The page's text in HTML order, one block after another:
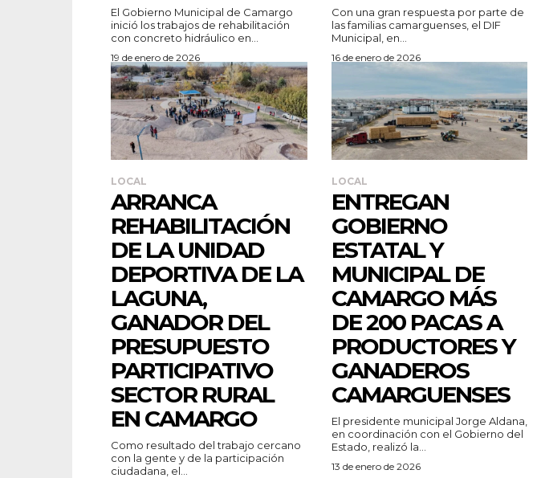
El Gobierno Municipal de Camargo
inició los trabajos de rehabilitación
con concreto hidráulico en...
19 de enero de 2026
Con una gran respuesta por parte de
las familias camarguenses, el DIF
Municipal, en...
16 de enero de 2026
LOCAL
ARRANCA
REHABILITACIÓN
DE LA UNIDAD
DEPORTIVA DE LA
LAGUNA,
GANADOR DEL
PRESUPUESTO
PARTICIPATIVO
SECTOR RURAL
EN CAMARGO
Como resultado del trabajo cercano
con la gente y de la participación
ciudadana, el...
LOCAL
ENTREGAN
GOBIERNO
ESTATAL Y
MUNICIPAL DE
CAMARGO MÁS
DE 200 PACAS A
PRODUCTORES Y
GANADEROS
CAMARGUENSES
El presidente municipal Jorge Aldana,
en coordinación con el Gobierno del
Estado, realizó la...
13 de enero de 2026